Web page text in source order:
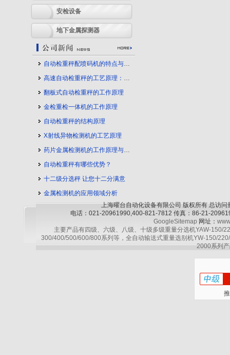
安检设备
地下金属探测器
自动检重秤配喷码机的特点与应用
高速自动检重秤的工艺原理：守护产品质量的幕后力量
翻板式自动检重秤的工作原理
金检重检一体机的工作原理
自动检重秤的结构原理
X射线异物检测机的工艺原理
药片金属检测机的工作原理与工艺流程
自动检重秤有哪些优势？
十二级分选秤 让您十二分满意
金属检测机的应用领域分析
上海曜台自动化设备有限公司 版权所有 总访问
电话：021-20961990,400-821-7812 传真：86-21-
GoogleSitemap 网址：
主要产品有四级、六级、八级、十级多级重量分选机YAW-
300/400/500/600/800系列等，全自动输送式重量选别机YW-150/
2000系列